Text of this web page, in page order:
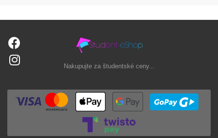
Nakupujte za študentské ceny...